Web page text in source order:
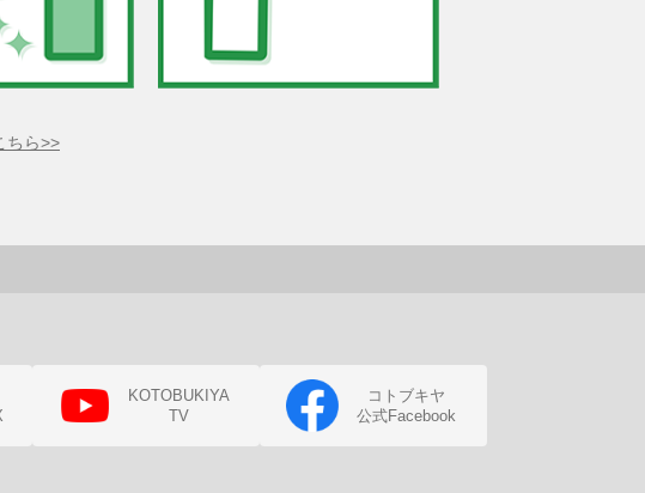
ちら>>
KOTOBUKIYA
TV
コトブキヤ
公式Facebook